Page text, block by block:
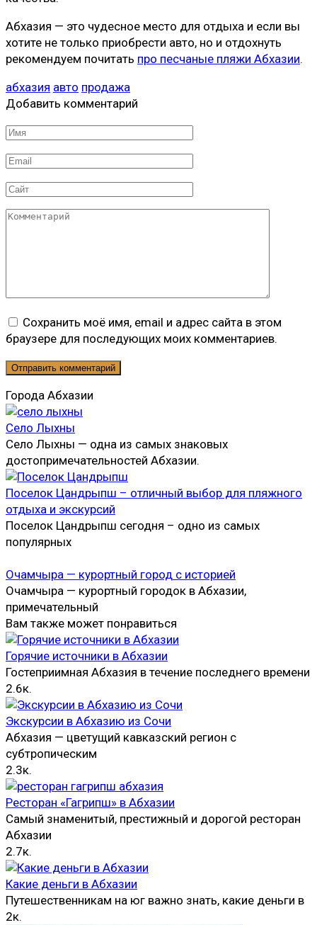
Абхазия — это чудесное место для отдыха и если вы
хотите не только приобрести авто, но и отдохнуть
рекомендуем почитать про песчаные пляжи Абхазии.
абхазия авто продажа
Добавить комментарий
Имя
Email
Сайт
Комментарий
Сохранить моё имя, email и адрес сайта в этом
браузере для последующих моих комментариев.
Города Абхазии
Село Лыхны
Село Лыхны — одна из самых знаковых
достопримечательностей Абхазии.
Поселок Цандрыпш – отличный выбор для пляжного
отдыха и экскурсий
Поселок Цандрыпш сегодня – одно из самых
популярных
Очамчыра — курортный город с историей
Очамчыра — курортный городок в Абхазии,
примечательный
Вам также может понравиться
Горячие источники в Абхазии
Гостеприимная Абхазия в течение последнего времени
2.6к.
Экскурсии в Абхазию из Сочи
Абхазия — цветущий кавказский регион с
субтропическим
2.3к.
Ресторан «Гагрипш» в Абхазии
Самый знаменитый, престижный и дорогой ресторан
Абхазии
2.7к.
Какие деньги в Абхазии
Путешественникам на юг важно знать, какие деньги в
2к.